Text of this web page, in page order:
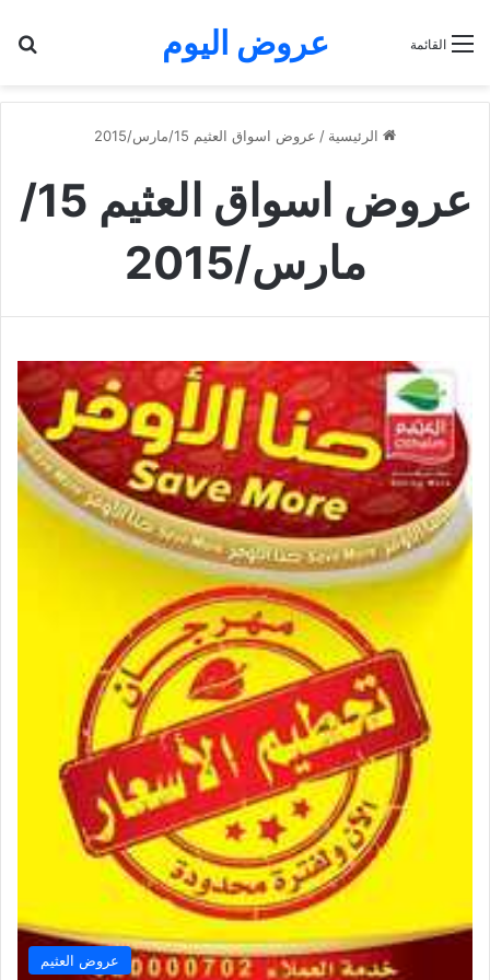
عروض اليوم القائمة
الرئيسية / عروض اسواق العثيم 15/مارس/2015
عروض اسواق العثيم 15/
مارس/2015
عروض العثيم